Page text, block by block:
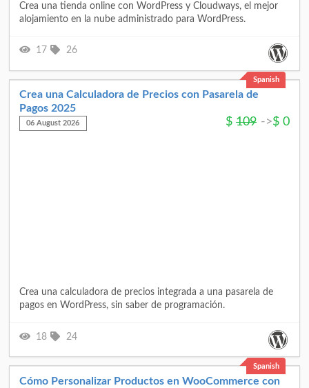
Crea una tienda online con WordPress y Cloudways, el mejor
alojamiento en la nube administrado para WordPress.
17 26
Spanish
Crea una Calculadora de Precios con Pasarela de
Pagos 2025
06 August 2026 $ 109 ->$ 0
Crea una calculadora de precios integrada a una pasarela de
pagos en WordPress, sin saber de programación.
18 24
Spanish
Cómo Personalizar Productos en WooCommerce con